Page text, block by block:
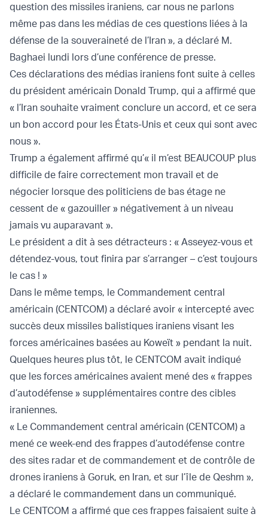
question des missiles iraniens, car nous ne parlons
même pas dans les médias de ces questions liées à la
défense de la souveraineté de l’Iran », a déclaré M.
Baghaei lundi lors d’une conférence de presse.
Ces déclarations des médias iraniens font suite à celles
du président américain Donald Trump, qui a affirmé que
« l’Iran souhaite vraiment conclure un accord, et ce sera
un bon accord pour les États-Unis et ceux qui sont avec
nous ».
Trump a également affirmé qu’« il m’est BEAUCOUP plus
difficile de faire correctement mon travail et de
négocier lorsque des politiciens de bas étage ne
cessent de « gazouiller » négativement à un niveau
jamais vu auparavant ».
Le président a dit à ses détracteurs : « Asseyez-vous et
détendez-vous, tout finira par s’arranger – c’est toujours
le cas ! »
Dans le même temps, le Commandement central
américain (CENTCOM) a déclaré avoir « intercepté avec
succès deux missiles balistiques iraniens visant les
forces américaines basées au Koweït » pendant la nuit.
Quelques heures plus tôt, le CENTCOM avait indiqué
que les forces américaines avaient mené des « frappes
d’autodéfense » supplémentaires contre des cibles
iraniennes.
« Le Commandement central américain (CENTCOM) a
mené ce week-end des frappes d’autodéfense contre
des sites radar et de commandement et de contrôle de
drones iraniens à Goruk, en Iran, et sur l’île de Qeshm »,
a déclaré le commandement dans un communiqué.
Le CENTCOM a affirmé que ces frappes faisaient suite à